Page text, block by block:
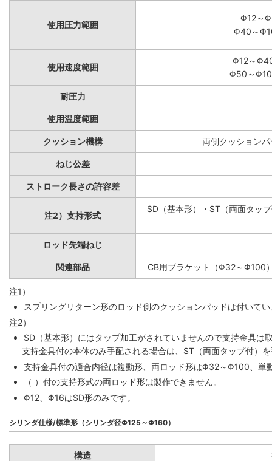
使用圧力範囲
Φ12～
Φ40～
使用速度範囲
Φ12～
Φ50～
耐圧力
使用温度範囲
クッション機構 両側クッション
ねじ公差
ストローク長さの許容差
注2）支持形式
SD（基本形）・ST（両面タッ
ロッド先端ねじ
関連部品 CB用ブラケット（Φ32～Φ100
注1）
スプリングリターン形のロッド側のクッションパッドは付い
注2）
SD（基本形）にはタップ加工がされていませんので支持金具は
支持金具付の本体のみ手配される場合は、ST（両面タップ付）
支持金具付の適合内径は複動形、両ロッド形はΦ32～Φ100、
（ ）付の支持形式の両ロッド形は製作できません。
Φ12、Φ16はSD形のみです。
シリンダ仕様/標準形（シリンダ径Φ125～Φ160）
構造